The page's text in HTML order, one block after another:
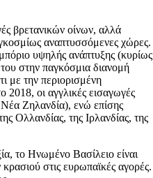
βρετανικών οίνων, αλλά
αναπτυσσόμενες χώρες.
υψηλής ανάπτυξης (κυρίως
στην παγκόσμια διανομή
με την περιορισμένη
2018, οι αγγλικές εισαγωγές
Ζηλανδία), ενώ επίσης
Ολλανδίας, της Ιρλανδίας, της
το Ηνωμένο Βασίλειο είναι
στις ευρωπαϊκές αγορές.